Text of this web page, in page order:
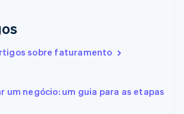
sobre faturamento
um negócio: um guia para as etapas